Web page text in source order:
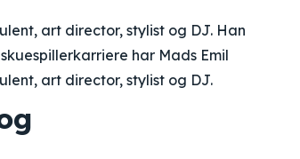
art director, stylist og DJ. Han
har Mads Emil
art director, stylist og DJ.